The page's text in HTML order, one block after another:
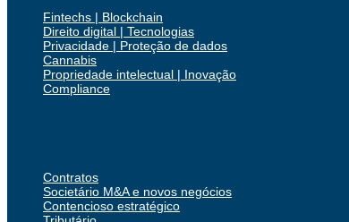
Fintechs | Blockchain
Direito digital | Tecnologias
Privacidade | Proteção de dados
Cannabis
Propriedade intelectual | Inovação
Compliance
Contratos
Societário M&A e novos negócios
Contencioso estratégico